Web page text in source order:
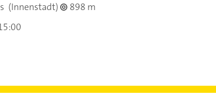
(Innenstadt)
898 m